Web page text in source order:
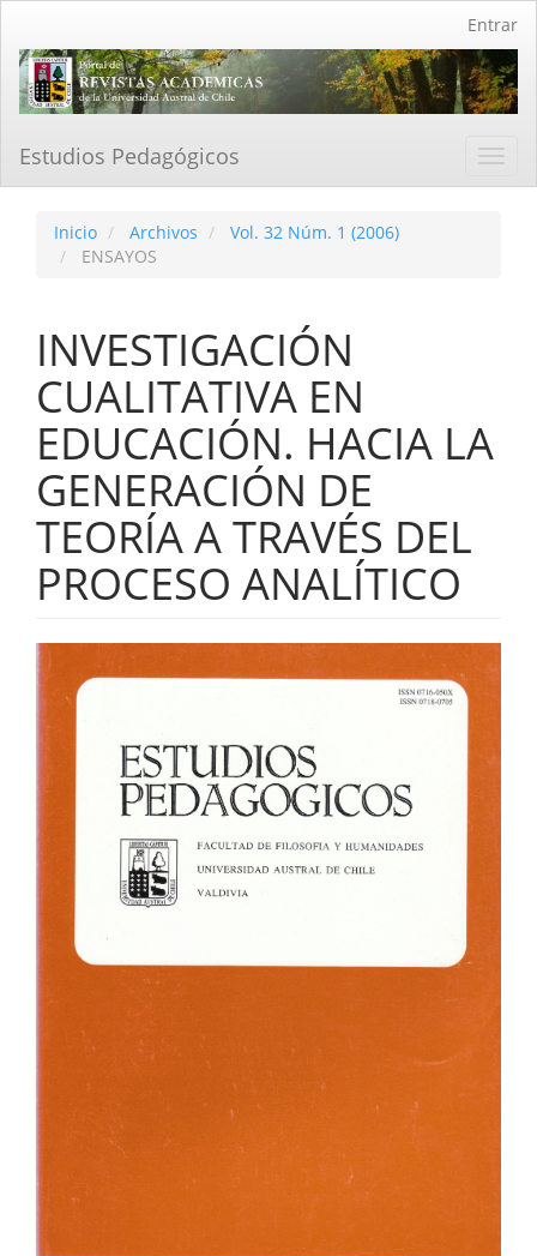
Contenido
principal
Barra
Entrar
Estudios Pedagógicos
Inicio Archivos
Vol. 32 Núm. 1 (2006)
ENSAYOS
INVESTIGACIÓN
CUALITATIVA EN
EDUCACIÓN. HACIA LA
GENERACIÓN DE
TEORÍA A TRAVÉS DEL
PROCESO ANALÍTICO
Barra
lateral
del
artículo